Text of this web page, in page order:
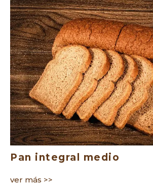
Pan integral medio
ver más >>